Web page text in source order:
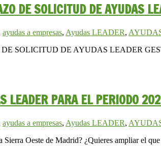
DE SOLICITUD DE AYUDAS
ayudas a empresas, Ayudas LEADER,
SOLICITUD DE AYUDAS LEADER
LEADER PARA EL PERIODO
ayudas a empresas, Ayudas LEADER,
Sierra Oeste de Madrid? ¿Quieres ampliar el